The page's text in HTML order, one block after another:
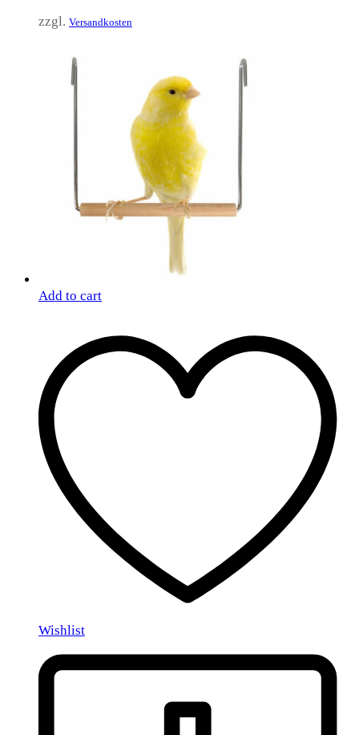
zzgl. Versandkosten
Add to cart
Wishlist